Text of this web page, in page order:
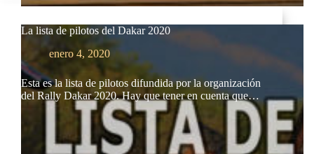
La lista de pilotos del Dakar 2020
enero 4, 2020
Esta es la lista de pilotos difundida por la organización
del Rally Dakar 2020. Hay que tener en cuenta que…